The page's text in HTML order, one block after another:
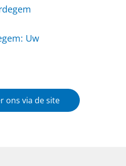
Uw
ons via de site